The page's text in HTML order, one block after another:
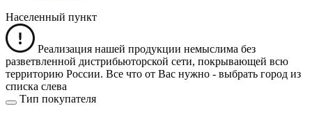
Населенный пункт
Реализация нашей продукции немыслима без
разветвленной дистрибьюторской сети, покрывающей всю
территорию России. Все что от Вас нужно - выбрать город из
списка слева
Тип покупателя